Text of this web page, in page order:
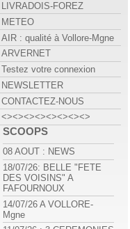
LIVRADOIS-FOREZ
METEO
AIR : qualité à Vollore-Mgne
ARVERNET
Testez votre connexion
NEWSLETTER
CONTACTEZ-NOUS
<><><><><><><><>
SCOOPS
08 AOUT : NEWS
18/07/26: BELLE "FETE
DES VOISINS" A
FAFOURNOUX
14/07/26 A VOLLORE-
Mgne